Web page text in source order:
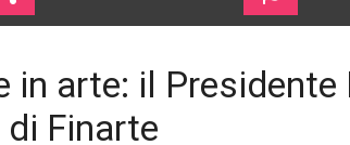
in arte: il
Finarte